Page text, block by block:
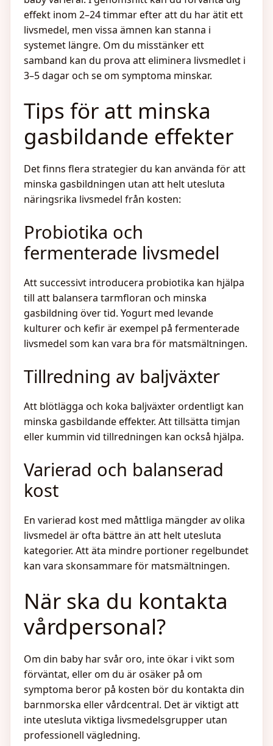
effekt inom 2–24 timmar efter att du har ätit ett
livsmedel, men vissa ämnen kan stanna i
systemet längre. Om du misstänker ett
samband kan du prova att eliminera livsmedlet i
3–5 dagar och se om symptoma minskar.
Tips för att minska
gasbildande effekter
Det finns flera strategier du kan använda för att
minska gasbildningen utan att helt utesluta
näringsrika livsmedel från kosten:
Probiotika och
fermenterade livsmedel
Att successivt introducera probiotika kan hjälpa
till att balansera tarmfloran och minska
gasbildning över tid. Yogurt med levande
kulturer och kefir är exempel på fermenterade
livsmedel som kan vara bra för matsmältningen.
Tillredning av baljväxter
Att blötlägga och koka baljväxter ordentligt kan
minska gasbildande effekter. Att tillsätta timjan
eller kummin vid tillredningen kan också hjälpa.
Varierad och balanserad
kost
En varierad kost med måttliga mängder av olika
livsmedel är ofta bättre än att helt utesluta
kategorier. Att äta mindre portioner regelbundet
kan vara skonsammare för matsmältningen.
När ska du kontakta
vårdpersonal?
Om din baby har svår oro, inte ökar i vikt som
förväntat, eller om du är osäker på om
symptoma beror på kosten bör du kontakta din
barnmorska eller vårdcentral. Det är viktigt att
inte utesluta viktiga livsmedelsgrupper utan
professionell vägledning.